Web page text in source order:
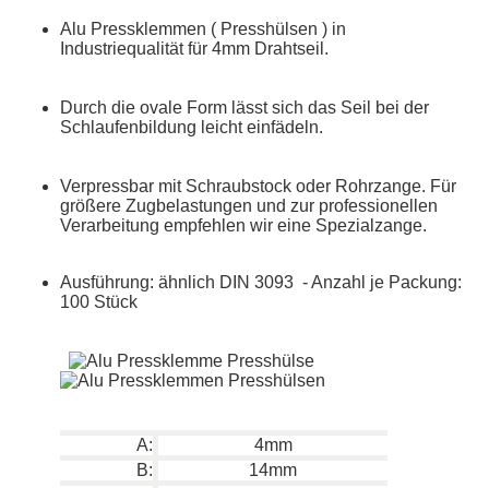
Alu Pressklemmen ( Presshülsen ) in
Industriequalität für 4mm Drahtseil.
Durch die ovale Form lässt sich das Seil bei der
Schlaufenbildung leicht einfädeln.
Verpressbar mit Schraubstock oder Rohrzange. Für
größere Zugbelastungen und zur professionellen
Verarbeitung empfehlen wir eine Spezialzange.
Ausführung: ähnlich DIN 3093 - Anzahl je Packung:
100 Stück
A:
4mm
B:
14mm